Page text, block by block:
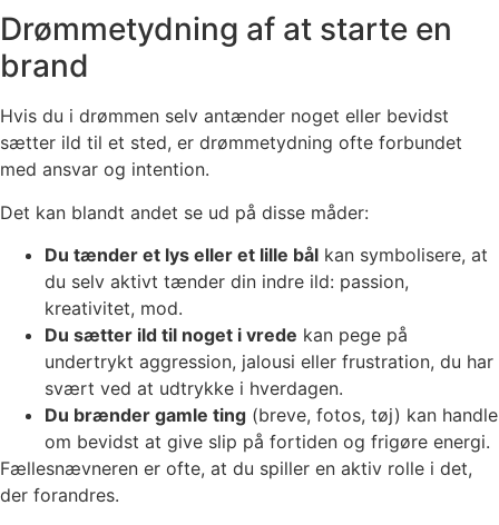
Drømmetydning af at starte en
brand
Hvis du i drømmen selv antænder noget eller bevidst
sætter ild til et sted, er drømmetydning ofte forbundet
med ansvar og intention.
Det kan blandt andet se ud på disse måder:
Du tænder et lys eller et lille bål kan symbolisere, at
du selv aktivt tænder din indre ild: passion,
kreativitet, mod.
Du sætter ild til noget i vrede kan pege på
undertrykt aggression, jalousi eller frustration, du har
svært ved at udtrykke i hverdagen.
Du brænder gamle ting (breve, fotos, tøj) kan handle
om bevidst at give slip på fortiden og frigøre energi.
Fællesnævneren er ofte, at du spiller en aktiv rolle i det,
der forandres.